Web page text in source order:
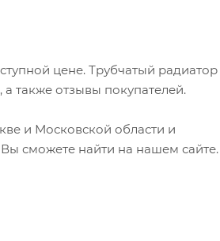
цене. Трубчатый радиатор
а также отзывы покупателей.
и Московской области и
сможете найти на нашем сайте.